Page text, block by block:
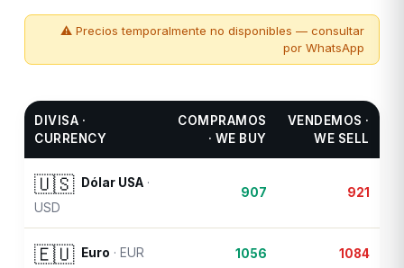
⚠ Precios temporalmente no disponibles — consultar
por WhatsApp
DIVISA ·
CURRENCY
COMPRAMOS
· WE BUY
VENDEMOS ·
WE SELL
🇺🇸 Dólar USA ·
USD
907 921
🇪🇺 Euro · EUR 1056 1084